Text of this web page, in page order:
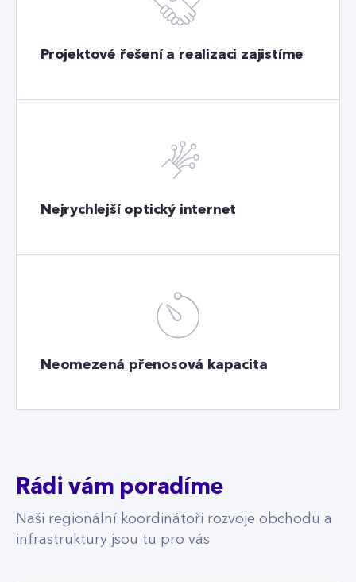
Projektové řešení a realizaci zajistíme
Nejrychlejší optický internet
Neomezená přenosová kapacita
Rádi vám poradíme
Naši regionální koordinátoři rozvoje obchodu a
infrastruktury jsou tu pro vás